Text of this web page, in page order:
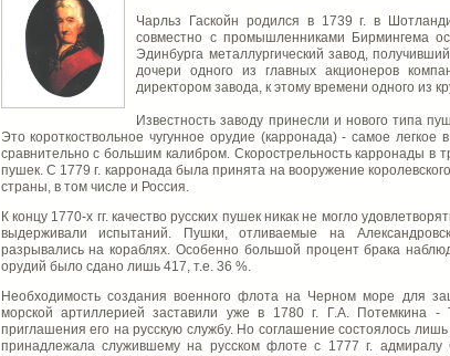
Чарльз Гаскойн родился в 1739 г. в
совместно с промышленниками Бирмингема
Эдинбурга металлургический завод,
дочери одного из главных акционеров
директором завода, к этому времени одного из
Известность заводу принесли и нового типа
Это короткоствольное чугунное орудие (карронада) - самое
сравнительно с большим калибром. Скорострельность карронады
пушек. С 1779 г. карронада была принята на вооружение
страны, в том числе и Россия.
К концу 1770-х гг. качество русских пушек никак не могло
выдерживали испытаний. Пушки, отливаемые на
разрывались на кораблях. Особенно большой процент брака
орудий было сдано лишь 417, т.е. 36 %.
Необходимость создания военного флота на Черном море для
морской артиллерией заставили уже в 1780 г. Г.А. Потемкина -
приглашения его на русскую службу. Но соглашение состоялось
принадлежала служившему на русском флоте с 1777 г.